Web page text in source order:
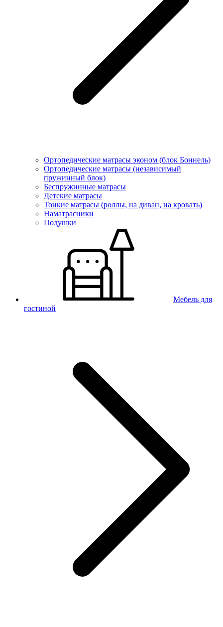
Ортопедические матрасы эконом (блок Боннель)
Ортопедические матрасы (независимый
пружинный блок)
Беcпружинные матрасы
Детские матрасы
Тонкие матрасы (роллы, на диван, на кровать)
Наматрасники
Подушки
Мебель для
гостиной